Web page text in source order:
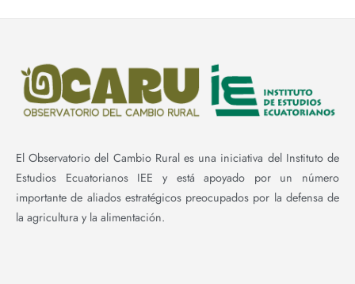
El Observatorio del Cambio Rural es una iniciativa del Instituto de
Estudios Ecuatorianos IEE y está apoyado por un número
importante de aliados estratégicos preocupados por la defensa de
la agricultura y la alimentación.